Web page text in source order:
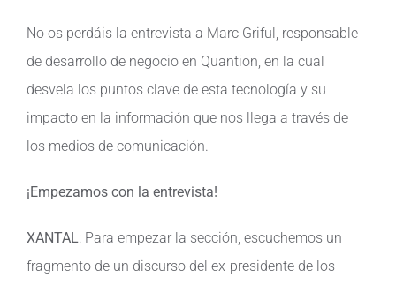
No os perdáis la entrevista a Marc Griful, responsable
de desarrollo de negocio en Quantion, en la cual
desvela los puntos clave de esta tecnología y su
impacto en la información que nos llega a través de
los medios de comunicación.
¡Empezamos con la entrevista!
XANTAL: Para empezar la sección, escuchemos un
fragmento de un discurso del ex-presidente de los